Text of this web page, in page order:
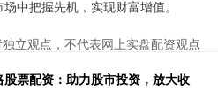
中把握先机，实现财富增值。
立观点，不代表网上实盘配资观点
票配资：助力股市投资，放大收